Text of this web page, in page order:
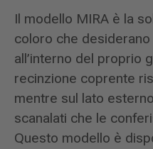
Il modello MIRA è la
coloro che
all’interno del proprio
recinzione coprente
mentre sul lato
scanalati che le
Questo modello è